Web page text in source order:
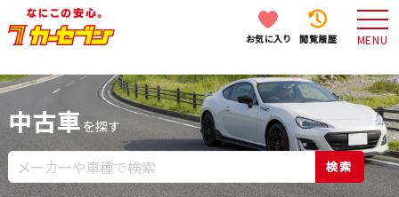
お気に入り 閲覧履歴 MENU
中古車 を探す
検索